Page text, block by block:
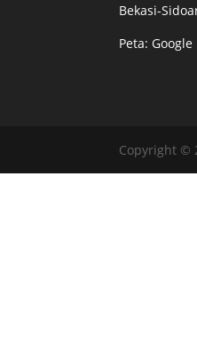
Bekasi-
Peta:Google
Copyright ©